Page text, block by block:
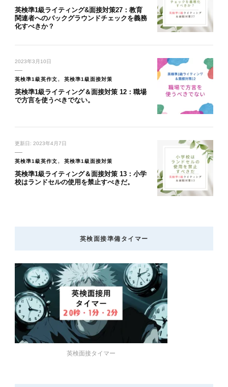
英検準1級ライティング&面接対策27：教育
関連者へのバックグラウンドチェックを義務
化すべきか？
2023年3月10日
英検準1級英作文 英検準1級面接対策
英検準1級ライティング＆面接対策 12：職場
で方言を使うべきでない。
更新日: 2023年4月7日
英検準1級英作文 英検準1級面接対策
英検準1級ライティング＆面接対策 13：小学
校はランドセルの使用を禁止すべきだ。
英検面接準備タイマー
英検面接タイマー